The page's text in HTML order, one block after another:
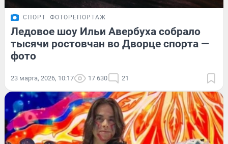
СПОРТ ФОТОРЕПОРТАЖ
Ледовое шоу Ильи Авербуха собрало
тысячи ростовчан во Дворце спорта —
фото
23 марта, 2026, 10:17 17 630 21